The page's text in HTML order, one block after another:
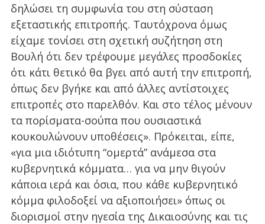
δηλώσει τη συμφωνία του στη σύσταση
εξεταστικής επιτροπής. Ταυτόχρονα όμως
είχαμε τονίσει στη σχετική συζήτηση στη
Βουλή ότι δεν τρέφουμε μεγάλες προσδοκίες
ότι κάτι θετικό θα βγει από αυτή την επιτροπή,
όπως δεν βγήκε και από άλλες αντίστοιχες
επιτροπές στο παρελθόν. Και στο τέλος μένουν
τα πορίσματα-σούπα που ουσιαστικά
κουκουλώνουν υποθέσεις». Πρόκειται, είπε,
«για μια ιδιότυπη “ομερτά” ανάμεσα στα
κυβερνητικά κόμματα… για να μην θιγούν
κάποια ιερά και όσια, που κάθε κυβερνητικό
κόμμα φιλοδοξεί να αξιοποιήσει» όπως οι
διορισμοί στην ηγεσία της Δικαιοσύνης και τις